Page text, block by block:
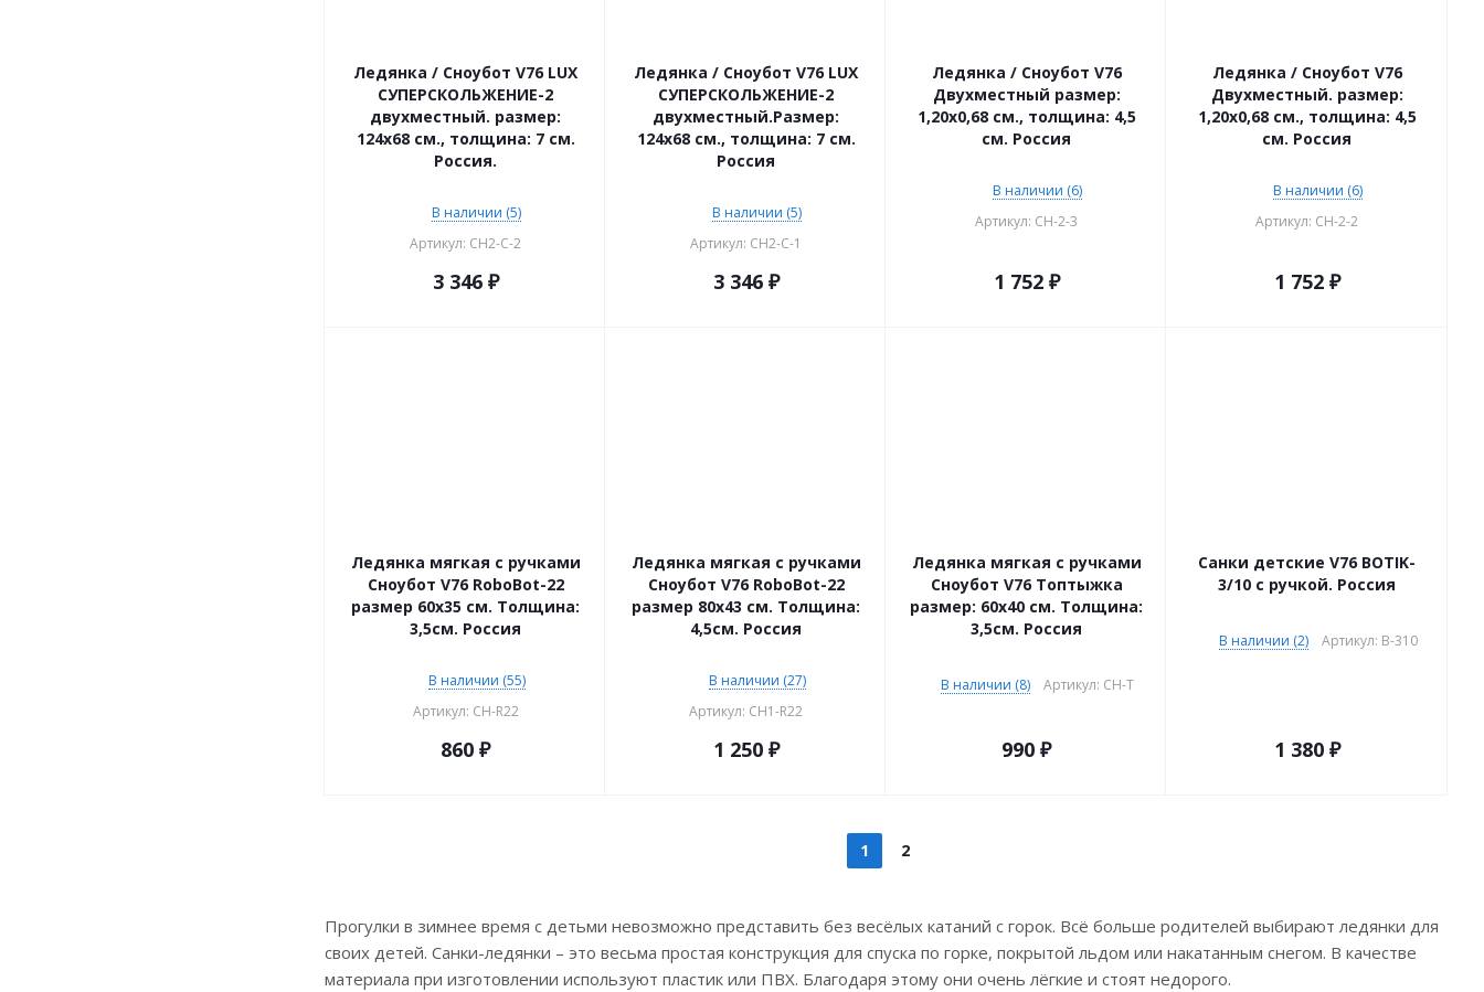
Ледянка / Сноубот V76 LUX
СУПЕРСКОЛЬЖЕНИЕ-2
двухместный. размер:
124х68 см., толщина: 7 см.
Россия.
В наличии (5)
Артикул: CH2-C-2
3 346₽
Ледянка / Сноубот V76 LUX
СУПЕРСКОЛЬЖЕНИЕ-2
двухместный.Размер:
124х68 см., толщина: 7 см.
Россия
В наличии (5)
Артикул: CH2-C-1
3 346₽
Ледянка / Сноубот V76
Двухместный размер:
1,20х0,68 см., толщина: 4,5
см. Россия
В наличии (6)
Артикул: CH-2-3
1 752₽
Ледянка / Сноубот V76
Двухместный. размер:
1,20х0,68 см., толщина: 4,5
см. Россия
В наличии (6)
Артикул: CH-2-2
1 752₽
Ледянка мягкая с ручками
Сноубот V76 RoboBot-22
размер 60х35 см. Толщина:
3,5см. Россия
В наличии (55)
Артикул: CH-R22
860 ₽
Ледянка мягкая с ручками
Сноубот V76 RoboBot-22
размер 80х43 см. Толщина:
4,5см. Россия
В наличии (27)
Артикул: CH1-R22
1 250₽
Ледянка мягкая с ручками
Сноубот V76 Топтыжка
размер: 60х40 см. Толщина:
3,5см. Россия
В наличии (8) Артикул: CH-T
990 ₽
Санки детские V76 BOTIK-
3/10 с ручкой. Россия
В наличии (2) Артикул: B-310
1 380₽
1 2
Прогулки в зимнее время с детьми невозможно представить без весёлых катаний с горок. Всё больше родителей выбирают ледянки для
своих детей. Санки-ледянки – это весьма простая конструкция для спуска по горке, покрытой льдом или накатанным снегом. В качестве
материала при изготовлении используют пластик или ПВХ. Благодаря этому они очень лёгкие и стоят недорого.